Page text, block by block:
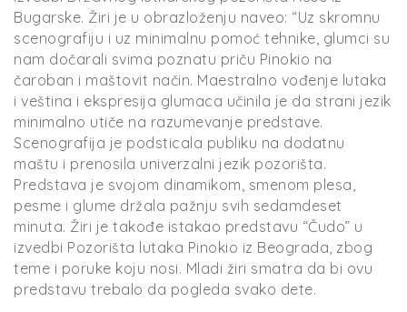
Bugarske. Žiri je u obrazloženju naveo: “Uz skromnu
scenografiju i uz minimalnu pomoć tehnike, glumci su
nam dočarali svima poznatu priču Pinokio na
čaroban i maštovit način. Maestralno vođenje lutaka
i veština i ekspresija glumaca učinila je da strani jezik
minimalno utiče na razumevanje predstave.
Scenografija je podsticala publiku na dodatnu
maštu i prenosila univerzalni jezik pozorišta.
Predstava je svojom dinamikom, smenom plesa,
pesme i glume držala pažnju svih sedamdeset
minuta. Žiri je takođe istakao predstavu “Čudo” u
izvedbi Pozorišta lutaka Pinokio iz Beograda, zbog
teme i poruke koju nosi. Mladi žiri smatra da bi ovu
predstavu trebalo da pogleda svako dete.